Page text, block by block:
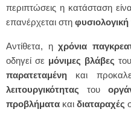
περιπτώσεις η κατάσταση
επανέρχεται στη φυσιολογική
Αντίθετα, ηχρόνια
οδηγεί σε μόνιμες βλάβες του
παρατεταμένη και
λειτουργικότητας του
προβλήματα και διαταραχές